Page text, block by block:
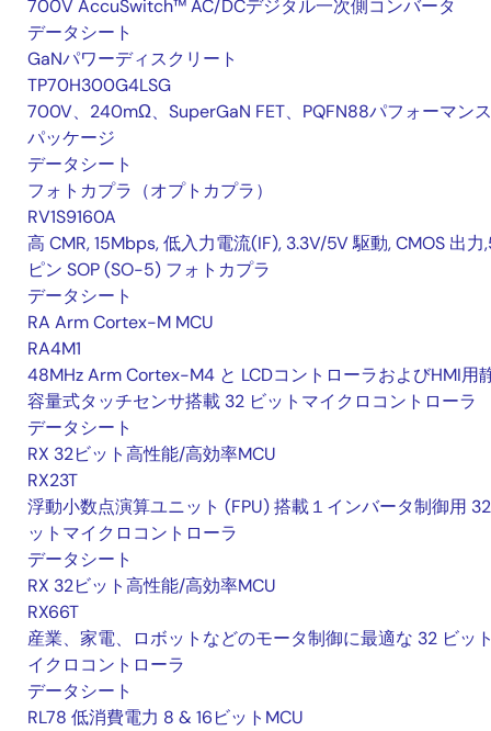
700V AccuSwitch™ AC/DCデジタル一次側コンバータ
データシート
GaNパワーディスクリート
TP70H300G4LSG
700V、240mΩ、SuperGaN FET、PQFN88パフォーマン
パッケージ
データシート
フォトカプラ（オプトカプラ）
RV1S9160A
高 CMR, 15Mbps, 低入力電流(IF), 3.3V/5V 駆動, CMOS 出力
ピン SOP (SO-5) フォトカプラ
データシート
RA Arm Cortex-M MCU
RA4M1
48MHz Arm Cortex-M4 と LCDコントローラおよびHMI用
容量式タッチセンサ搭載 32 ビットマイクロコントローラ
データシート
RX 32ビット高性能/高効率MCU
RX23T
浮動小数点演算ユニット (FPU) 搭載１インバータ制御用
ットマイクロコントローラ
データシート
RX 32ビット高性能/高効率MCU
RX66T
産業、家電、ロボットなどのモータ制御に最適な 32 ビッ
イクロコントローラ
データシート
RL78 低消費電力 8 & 16ビットMCU